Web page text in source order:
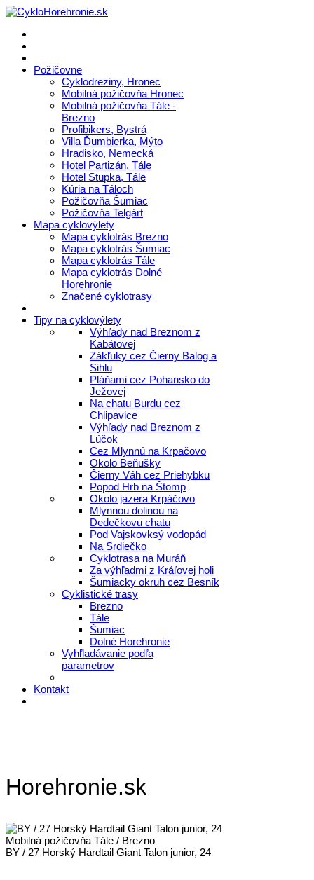
Požičovne
Cyklodreziny, Hronec
Mobilná požičovňa Hronec
Mobilná požičovňa Tále -
Brezno
Profibikers, Bystrá
Villa Ďumbierka, Mýto
Hradisko, Nemecká
Hotel Partizán, Tále
Hotel Stupka, Tále
Kúria na Táloch
Požičovňa Šumiac
Požičovňa Telgárt
Mapa cyklovýlety
Mapa cyklotrás Brezno
Mapa cyklotrás Šumiac
Mapa cyklotrás Tále
Mapa cyklotrás Dolné
Horehronie
Značené cyklotrasy
Tipy na cyklovýlety
Výhľady nad Breznom z
Kabátovej
Zákľuky cez Čierny Balog a
Sihlu
Pláňami cez Pohansko do
Ježovej
Na chatu Burdu cez
Chlipavice
Výhľady nad Breznom z
Lúčok
Cez Mlynnú na Krpačovo
Okolo Beňušky
Čierny Váh cez Priehybku
Popod Hrb na Štomp
Okolo jazera Krpáčovo
Mlynnou dolinou na
Dedečkovu chatu
Pod Vajskovksý vodopád
Na Srdiečko
Cyklotrasa na Muráň
Za výhľadmi z Kráľovej holi
Šumiacky okruh cez Besník
Cyklistické trasy
Brezno
Tále
Šumiac
Dolné Horehronie
Vyhľladávanie podľa
parametrov
Kontakt
Horehronie.sk
Mobilná požičovňa Tále / Brezno
BY / 27 Horský Hardtail Giant Talon junior, 24